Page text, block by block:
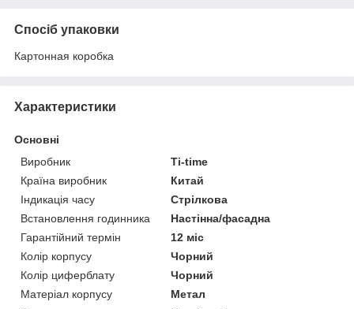
Спосіб упаковки
Картонная коробка
Характеристики
Основні
Виробник
Ti-time
Країна виробник
Китай
Індикація часу
Стрілкова
Встановлення годинника
Настінна/фасадна
Гарантійний термін
12 міс
Колір корпусу
Чорний
Колір циферблату
Чорний
Матеріал корпусу
Метал